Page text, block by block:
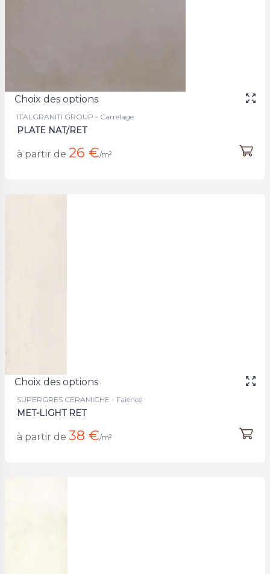
Choix des options
ITALGRANITI GROUP - Carrelage
PLATE NAT/RET
à partir de 26 €/m²
Choix des options
SUPERGRES CERAMICHE - Faience
MET-LIGHT RET
à partir de 38 €/m²